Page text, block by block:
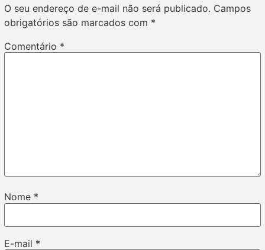
O seu endereço de e-mail não será publicado. Campos
obrigatórios são marcados com *
Comentário *
Nome *
E-mail *